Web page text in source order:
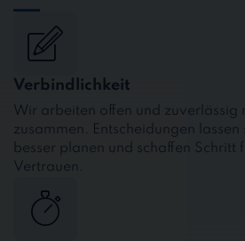
Verbindlichkeit
Wir arbeiten offen und zuverlässig
zusammen. Entscheidungen lassen
besser planen und schaffen Schritt
Vertrauen.